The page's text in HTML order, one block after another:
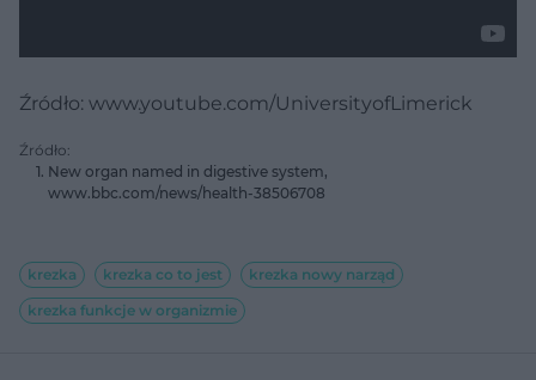
Źródło: www.youtube.com/UniversityofLimerick
Źródło:
New organ named in digestive system,
www.bbc.com/news/health-38506708
krezka krezka co to jest
krezka nowy narząd
krezka funkcje w organizmie